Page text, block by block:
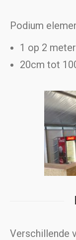
Podium
1 op 2
20cm tot
Verschillende